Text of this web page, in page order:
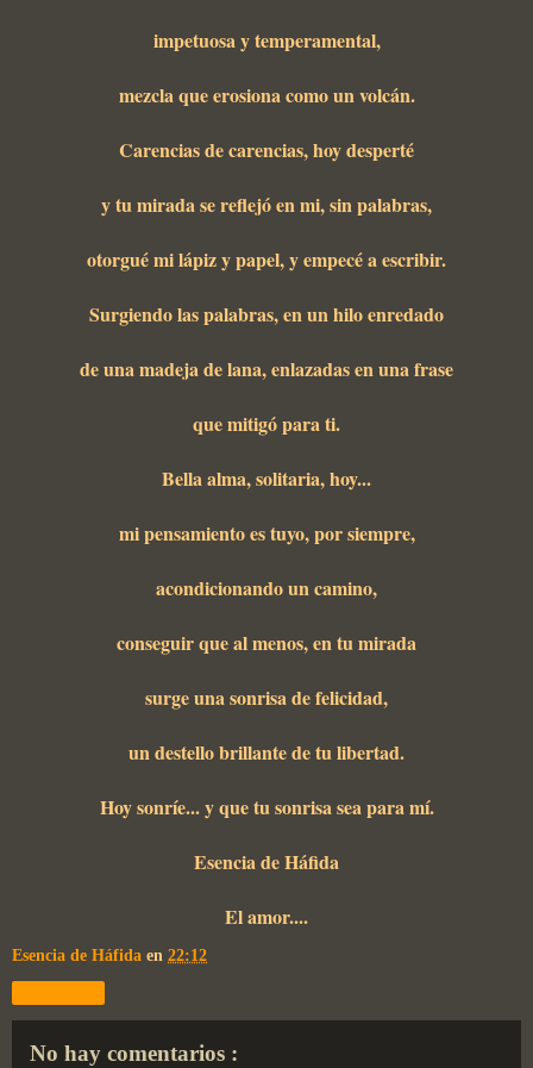
impetuosa y temperamental,
mezcla que erosiona como un volcán.
Carencias de carencias, hoy desperté
y tu mirada se reflejó en mi, sin palabras,
otorgué mi lápiz y papel, y empecé a escribir.
Surgiendo las palabras, en un hilo enredado
de una madeja de lana, enlazadas en una frase
que mitigó para ti.
Bella alma, solitaria, hoy...
mi pensamiento es tuyo, por siempre,
acondicionando un camino,
conseguir que al menos, en tu mirada
surge una sonrisa de felicidad,
un destello brillante de tu libertad.
Hoy sonríe... y que tu sonrisa sea para mí.
Esencia de Háfida
El amor....
Esencia de Háfida en 22:12
No hay comentarios :